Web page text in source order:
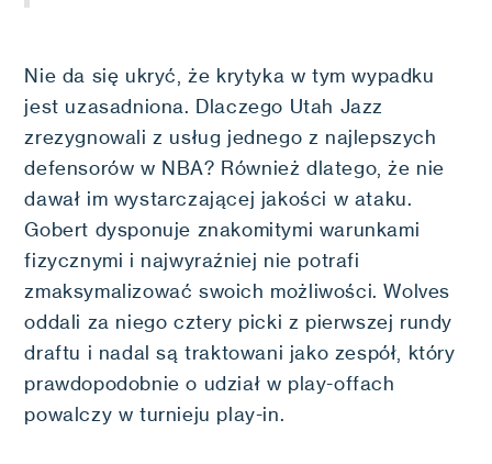
Nie da się ukryć, że krytyka w tym wypadku
jest uzasadniona. Dlaczego Utah Jazz
zrezygnowali z usług jednego z najlepszych
defensorów w NBA? Również dlatego, że nie
dawał im wystarczającej jakości w ataku.
Gobert dysponuje znakomitymi warunkami
fizycznymi i najwyraźniej nie potrafi
zmaksymalizować swoich możliwości. Wolves
oddali za niego cztery picki z pierwszej rundy
draftu i nadal są traktowani jako zespół, który
prawdopodobnie o udział w play-offach
powalczy w turnieju play-in.